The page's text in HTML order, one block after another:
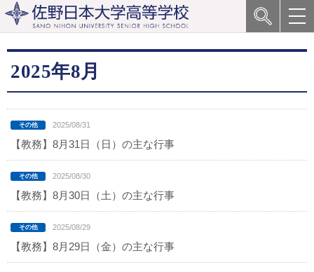
2025年8月
2025/08/31
【教務】8月31日（日）の主な行事
2025/08/30
【教務】8月30日（土）の主な行事
2025/08/29
【教務】8月29日（金）の主な行事